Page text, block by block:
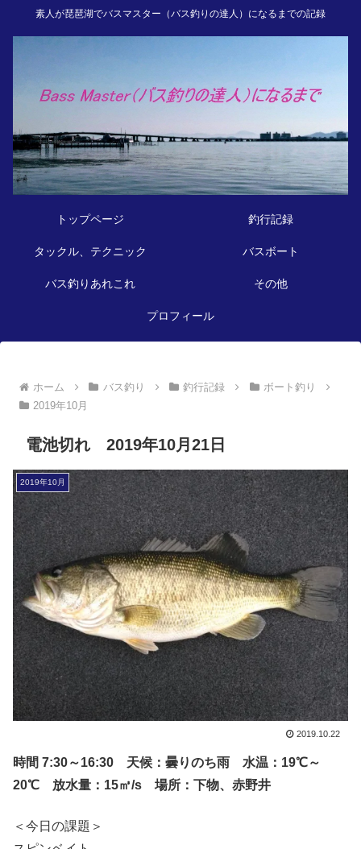
素人が琵琶湖でバスマスター（バス釣りの達人）になるまでの記録
トップページ 釣行記録
タックル、テクニック バスボート
バス釣りあれこれ その他
プロフィール
ホーム バス釣り 釣行記録
ボート釣り
2019年10月
電池切れ 2019年10月21日
2019年10月
2019.10.22
時間 7:30～16:30 天候：曇りのち雨 水温：19℃～
20℃ 放水量：15㎥/s 場所：下物、赤野井
＜今日の課題＞